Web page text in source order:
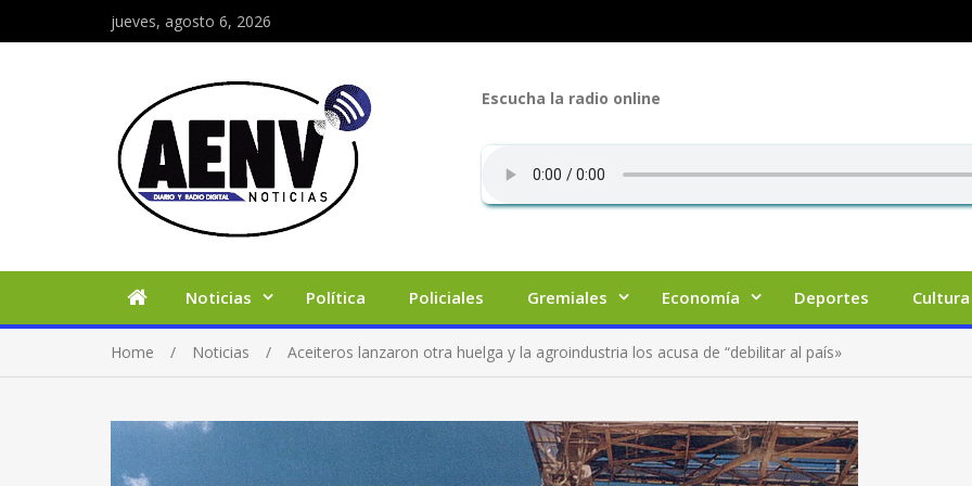
jueves, agosto 6, 2026
Escucha la radio online
Noticias Política Policiales Gremiales Economía Deportes Cultura
Home Noticias Aceiteros lanzaron otra huelga y la agroindustria los acusa de “debilitar al país»